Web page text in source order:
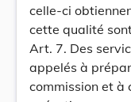
celle-ci
cette qualité
Art. 7. Des
appelés à
commission et à